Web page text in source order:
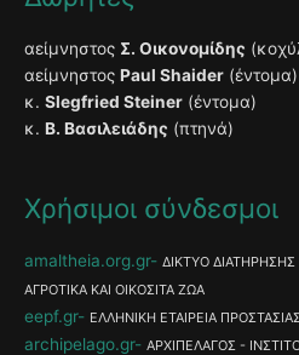
αείμνηστος Σ. Οικονομίδης
αείμνηστος Paul Shaider (έντομα)
κ. Slegfried Steiner (έντομα)
κ. Β. Βασιλειάδης (πτηνά)
Χρήσιμοι σύνδεσμοι
amaltheia.org.gr
ΔΙΚΤΥΟ ΔΙΑΤΗΡΗΣΗΣ
ΑΓΡΟΤΙΚΑ ΚΑΙ ΟΙΚΟΣΙΤΑ ΖΩΑ
eepf.gr ΕΛΛΗΝΙΚΗ ΕΤΑΙΡΕΙΑ
archipelago.gr ΑΡΧΙΠΕΛΑΓΟΣ -